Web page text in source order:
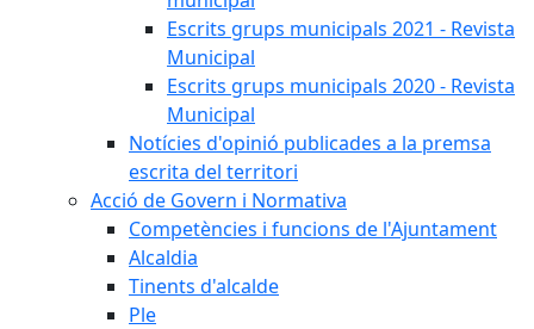
Escrits grups municipals 2021 - Revista
Municipal
Escrits grups municipals 2020 - Revista
Municipal
Notícies d'opinió publicades a la premsa
escrita del territori
Acció de Govern i Normativa
Competències i funcions de l'Ajuntament
Alcaldia
Tinents d'alcalde
Ple